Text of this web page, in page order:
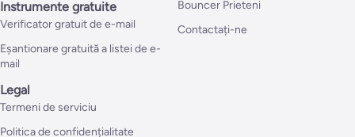
Instrumente gratuite
Verificator gratuit de e-mail
Eșantionare gratuită a listei de e-
mail
Bouncer Prieteni
Contactați-ne
Legal
Termeni de serviciu
Politica de confidențialitate